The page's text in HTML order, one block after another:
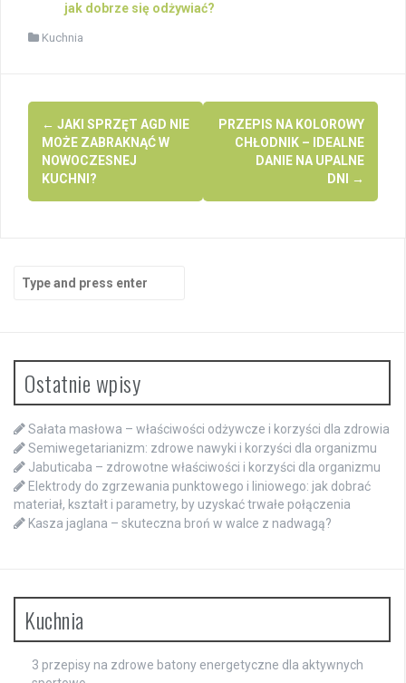
jak dobrze się odżywiać?
Kuchnia
Post
navigation
← JAKI SPRZĘT AGD NIE
MOŻE ZABRAKNĄĆ W
NOWOCZESNEJ
KUCHNI?
PRZEPIS NA KOLOROWY
CHŁODNIK – IDEALNE
DANIE NA UPALNE
DNI
→
Search
for:
Ostatnie wpisy
Sałata masłowa – właściwości odżywcze i korzyści dla zdrowia
Semiwegetarianizm: zdrowe nawyki i korzyści dla organizmu
Jabuticaba – zdrowotne właściwości i korzyści dla organizmu
Elektrody do zgrzewania punktowego i liniowego: jak dobrać
materiał, kształt i parametry, by uzyskać trwałe połączenia
Kasza jaglana – skuteczna broń w walce z nadwagą?
Kuchnia
3 przepisy na zdrowe batony energetyczne dla aktywnych